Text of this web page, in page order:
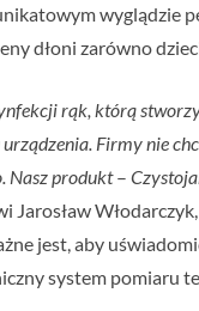
wyglądzie
dłoni zarówno
rąk, którą
Firmy nie
Nasz produkt–
Jarosław
jest, aby
system pomiaru